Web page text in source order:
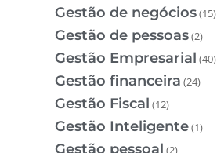
Gestão de negócios(15)
Gestão de pessoas(2)
Gestão Empresarial (40)
Gestão financeira (24)
Gestão Fiscal (12)
Gestão Inteligente(1)
Gestão pessoal (2)